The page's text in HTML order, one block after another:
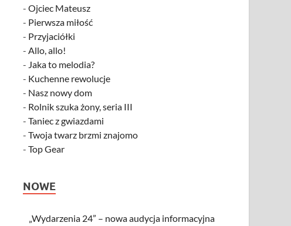
-Ojciec Mateusz
- Pierwsza miłość
- Przyjaciółki
-Allo, allo!
- Jaka to melodia?
- Kuchenne rewolucje
- Nasz nowy dom
- Rolnik szuka żony, seria III
-Taniec z gwiazdami
-Twoja twarz brzmi znajomo
-Top Gear
NOWE
„Wydarzenia 24” – nowa audycja informacyjna